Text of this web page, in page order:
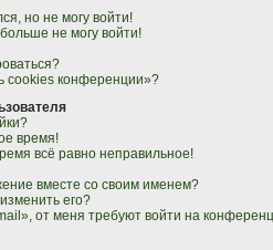
но не могу войти!
не могу войти!
cookies конференции»?
время!
всё равно неправильное!
вместе со своим именем?
его?
от меня требуют войти на